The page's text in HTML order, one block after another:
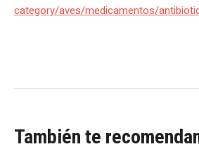
category/aves/medicamentos/
También te